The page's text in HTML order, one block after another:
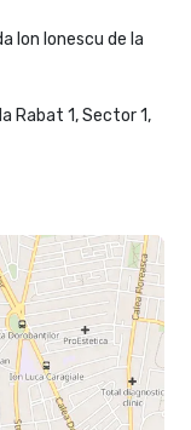
Ion Ionescu de la
Rabat 1, Sector 1,